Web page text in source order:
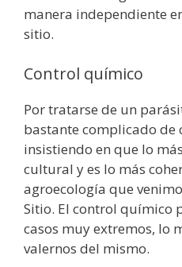
manera independiente
sitio.
Control químico
Por tratarse de un
bastante complicado de
insistiendo en que lo
cultural y es lo más
agroecología que
Sitio. El control químico
casos muy extremos, lo
valernos del mismo.